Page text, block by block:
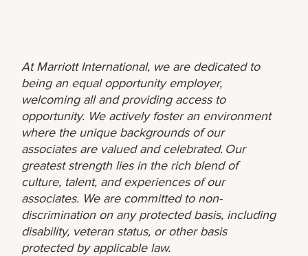
At Marriott International, we are dedicated to
being an equal opportunity employer,
welcoming all and providing access to
opportunity. We actively foster an environment
where the unique backgrounds of our
associates are valued and celebrated. Our
greatest strength lies in the rich blend of
culture, talent, and experiences of our
associates. We are committed to non-
discrimination on any protected basis, including
disability, veteran status, or other basis
protected by applicable law.